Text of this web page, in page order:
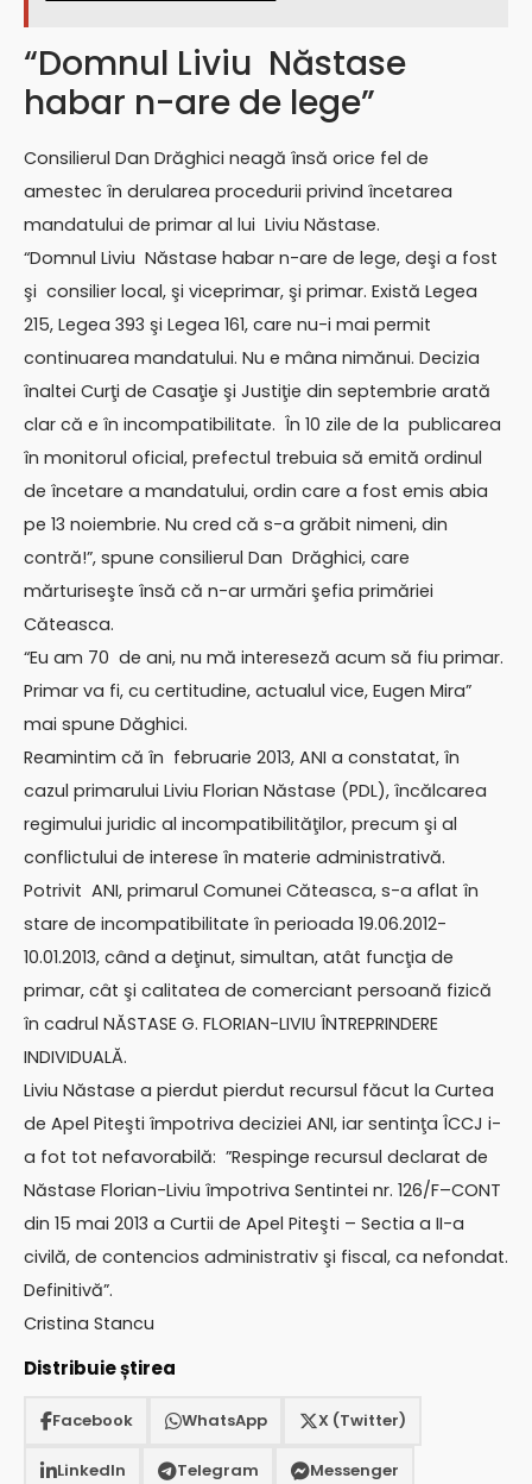
“Domnul Liviu Năstase
habar n-are de lege”
Consilierul Dan Drăghici neagă însă orice fel de
amestec în derularea procedurii privind încetarea
mandatului de primar al lui Liviu Năstase.
“Domnul Liviu Năstase habar n-are de lege, deşi a fost
şi consilier local, şi viceprimar, şi primar. Există Legea
215, Legea 393 şi Legea 161, care nu-i mai permit
continuarea mandatului. Nu e mâna nimănui. Decizia
înaltei Curţi de Casaţie şi Justiţie din septembrie arată
clar că e în incompatibilitate. În 10 zile de la publicarea
în monitorul oficial, prefectul trebuia să emită ordinul
de încetare a mandatului, ordin care a fost emis abia
pe 13 noiembrie. Nu cred că s-a grăbit nimeni, din
contră!”, spune consilierul Dan Drăghici, care
mărturiseşte însă că n-ar urmări şefia primăriei
Căteasca.
“Eu am 70 de ani, nu mă intereseză acum să fiu primar.
Primar va fi, cu certitudine, actualul vice, Eugen Mira”
mai spune Dăghici.
Reamintim că în februarie 2013, ANI a constatat, în
cazul primarului Liviu Florian Năstase (PDL), încălcarea
regimului juridic al incompatibilităţilor, precum şi al
conflictului de interese în materie administrativă.
Potrivit ANI, primarul Comunei Căteasca, s-a aflat în
stare de incompatibilitate în perioada 19.06.2012-
10.01.2013, când a deţinut, simultan, atât funcţia de
primar, cât şi calitatea de comerciant persoană fizică
în cadrul NĂSTASE G. FLORIAN-LIVIU ÎNTREPRINDERE
INDIVIDUALĂ.
Liviu Năstase a pierdut pierdut recursul făcut la Curtea
de Apel Piteşti împotriva deciziei ANI, iar sentinţa ÎCCJ i-
a fot tot nefavorabilă: ”Respinge recursul declarat de
Năstase Florian-Liviu împotriva Sentintei nr. 126/F–CONT
din 15 mai 2013 a Curtii de Apel Piteşti – Sectia a II-a
civilă, de contencios administrativ şi fiscal, ca nefondat.
Definitivă”.
Cristina Stancu
Distribuie știrea
Facebook WhatsApp X (Twitter)
LinkedIn Telegram Messenger